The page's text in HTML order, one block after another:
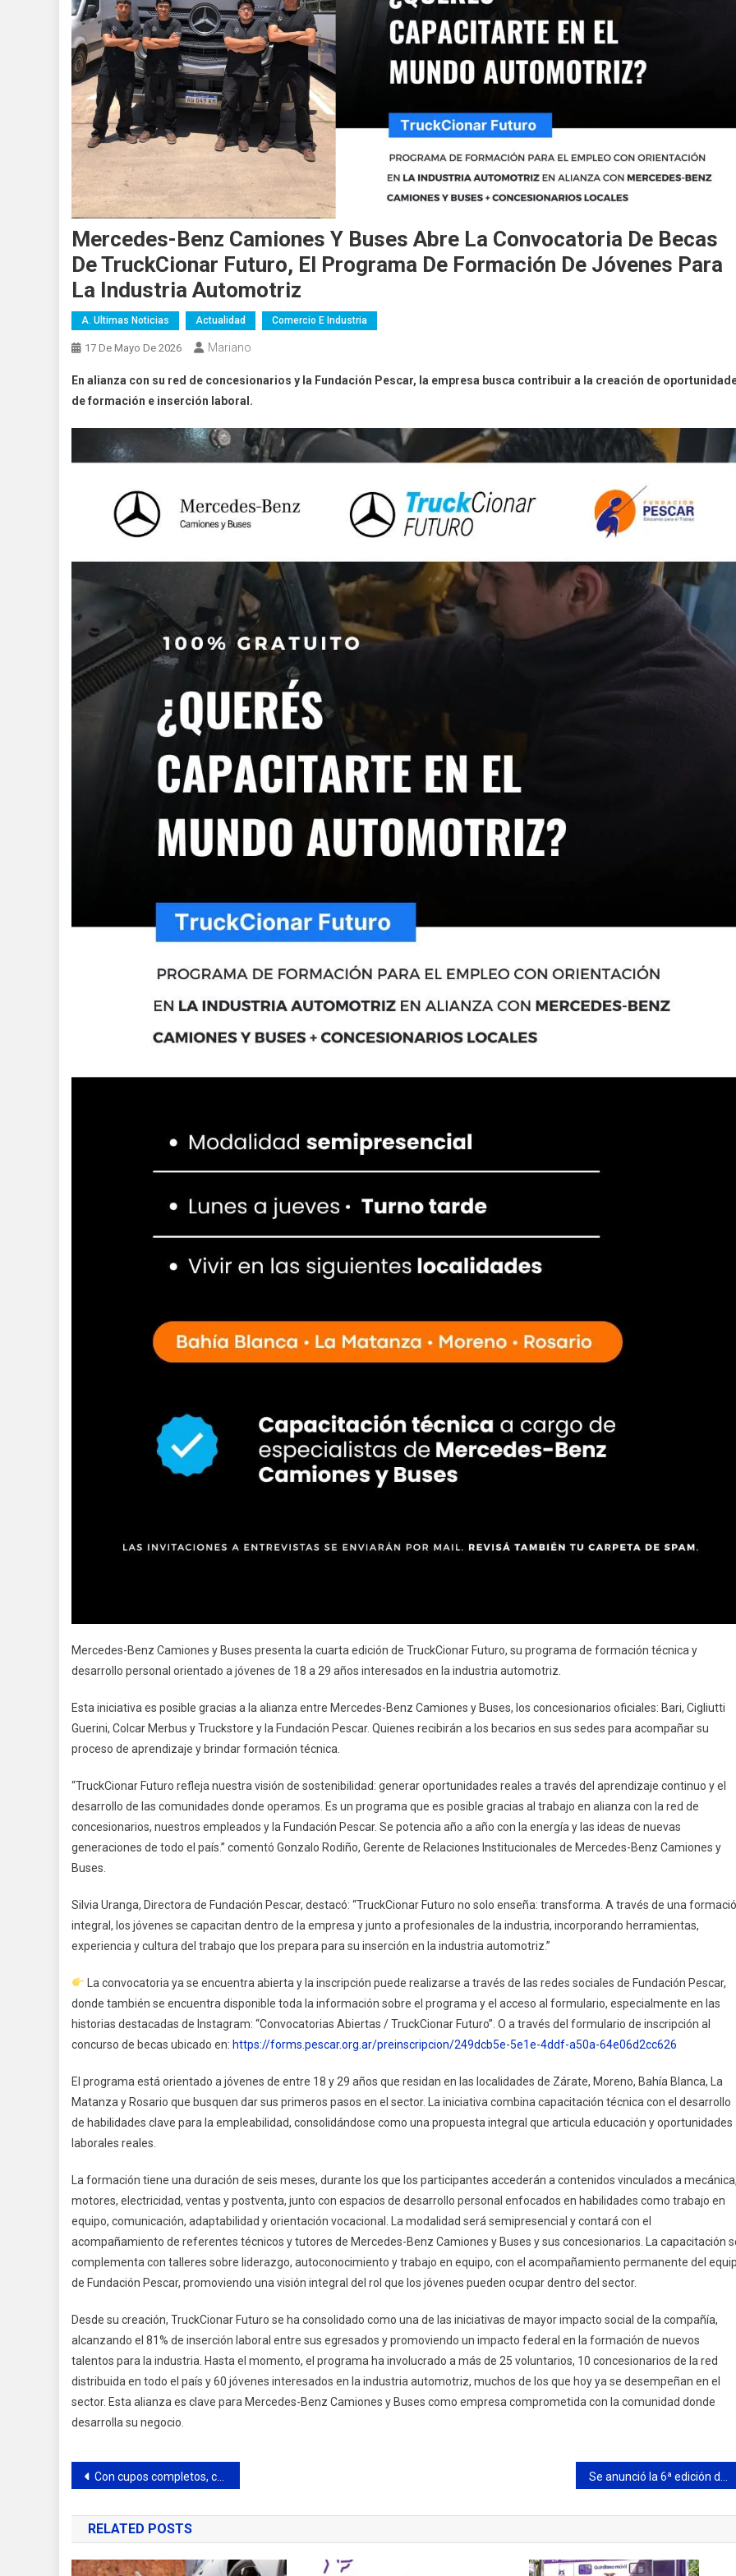
Mercedes-Benz Camiones Y Buses Abre La Convocatoria De Becas
De TruckCionar Futuro, El Programa De Formación De Jóvenes Para
La Industria Automotriz
A. Ultimas Noticias Actualidad Comercio E Industria
17 De Mayo De 2026 Mariano
En alianza con su red de concesionarios y la Fundación Pescar, la empresa busca contribuir a la creación de
de formación e inserción laboral.
Mercedes-Benz Camiones y Buses presenta la cuarta edición de TruckCionar Futuro, su programa de formación técnica y
desarrollo personal orientado a jóvenes de 18 a 29 años interesados en la industria automotriz.
Esta iniciativa es posible gracias a la alianza entre Mercedes-Benz Camiones y Buses, los concesionarios oficiales: Bari, Cigliutti
Guerini, Colcar Merbus y Truckstore y la Fundación Pescar. Quienes recibirán a los becarios en sus sedes para acompañar su
proceso de aprendizaje y brindar formación técnica.
“TruckCionar Futuro refleja nuestra visión de sostenibilidad: generar oportunidades reales a través del aprendizaje continuo y el
desarrollo de las comunidades donde operamos. Es un programa que es posible gracias al trabajo en alianza con la red de
concesionarios, nuestros empleados y la Fundación Pescar. Se potencia año a año con la energía y las ideas de nuevas
generaciones de todo el país.” comentó Gonzalo Rodiño, Gerente de Relaciones Institucionales de Mercedes-Benz Camiones y
Buses.
Silvia Uranga, Directora de Fundación Pescar, destacó: “TruckCionar Futuro no solo enseña: transforma. A través de una
integral, los jóvenes se capacitan dentro de la empresa y junto a profesionales de la industria, incorporando herramientas,
experiencia y cultura del trabajo que los prepara para su inserción en la industria automotriz.”
La convocatoria ya se encuentra abierta y la inscripción puede realizarse a través de las redes sociales de Fundación Pescar,
donde también se encuentra disponible toda la información sobre el programa y el acceso al formulario, especialmente en las
historias destacadas de Instagram: “Convocatorias Abiertas / TruckCionar Futuro”. O a través del formulario de inscripción al
concurso de becas ubicado en: https://forms.pescar.org.ar/preinscripcion/249dcb5e-5e1e-4ddf-a50a-64e06d2cc626
El programa está orientado a jóvenes de entre 18 y 29 años que residan en las localidades de Zárate, Moreno, Bahía Blanca, La
Matanza y Rosario que busquen dar sus primeros pasos en el sector. La iniciativa combina capacitación técnica con el desarrollo
de habilidades clave para la empleabilidad, consolidándose como una propuesta integral que articula educación y oportunidades
laborales reales.
La formación tiene una duración de seis meses, durante los que los participantes accederán a contenidos vinculados a
motores, electricidad, ventas y postventa, junto con espacios de desarrollo personal enfocados en habilidades como trabajo en
equipo, comunicación, adaptabilidad y orientación vocacional. La modalidad será semipresencial y contará con el
acompañamiento de referentes técnicos y tutores de Mercedes-Benz Camiones y Buses y sus concesionarios. La capacitación
complementa con talleres sobre liderazgo, autoconocimiento y trabajo en equipo, con el acompañamiento permanente del
de Fundación Pescar, promoviendo una visión integral del rol que los jóvenes pueden ocupar dentro del sector.
Desde su creación, TruckCionar Futuro se ha consolidado como una de las iniciativas de mayor impacto social de la compañía,
alcanzando el 81% de inserción laboral entre sus egresados y promoviendo un impacto federal en la formación de nuevos
talentos para la industria. Hasta el momento, el programa ha involucrado a más de 25 voluntarios, 10 concesionarios de la red
distribuida en todo el país y 60 jóvenes interesados en la industria automotriz, muchos de los que hoy ya se desempeñan en el
sector. Esta alianza es clave para Mercedes-Benz Camiones y Buses como empresa comprometida con la comunidad donde
desarrolla su negocio.
Navegación
de
entradas
Con cupos completos, comenzó el Taller Municipal de Lengua de Señas
RELATED POSTS